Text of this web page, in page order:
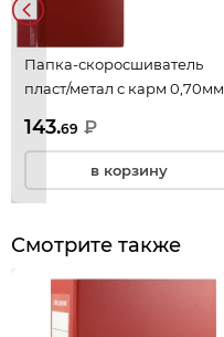
Папка-скоросшиватель
пласт/метал с карм 0,70мм
190942 красн
143.69 ₽
в корзину
Смотрите также